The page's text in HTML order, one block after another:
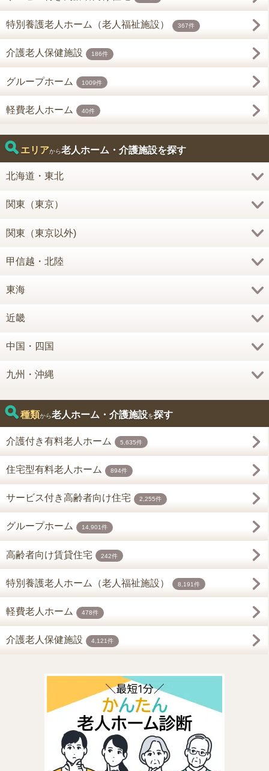
特別養護老人ホーム（老人福祉施設） 367件
介護老人保健施設 186件
グループホーム 1009件
軽費老人ホーム 40件
エリアから老人ホーム・介護施設を探す
北海道・東北
関東（東京）
関東（東京以外)
甲信越・北陸
東海
近畿
中国・四国
九州・沖縄
種類から老人ホーム・介護施設を探す
介護付き有料老人ホーム 5,635件
住宅型有料老人ホーム 894件
サービス付き高齢者向け住宅 2,255件
グループホーム 14,901件
高齢者向け賃貸住宅 242件
特別養護老人ホーム（老人福祉施設） 8,191件
軽費老人ホーム 478件
介護老人保健施設 4,121件